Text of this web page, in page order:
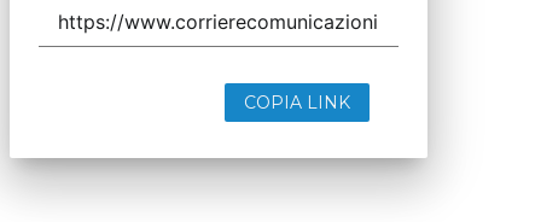
COPIA LINK